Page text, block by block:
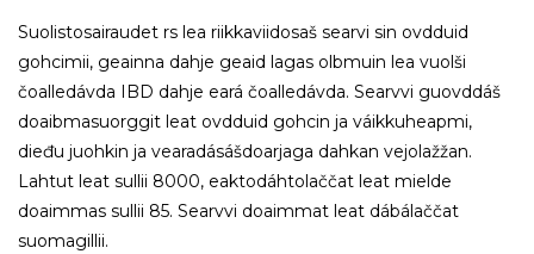
Suolistosairaudet rs lea riikkaviidosaš searvi sin ovdduid
gohcimii, geainna dahje geaid lagas olbmuin lea vuolši
čoalledávda IBD dahje eará čoalledávda. Searvvi guovddáš
doaibmasuorggit leat ovdduid gohcin ja váikkuheapmi,
dieđu juohkin ja vearadásášdoarjaga dahkan vejolažžan.
Lahtut leat sullii 8000, eaktodáhtolaččat leat mielde
doaimmas sullii 85. Searvvi doaimmat leat dábálaččat
suomagillii.